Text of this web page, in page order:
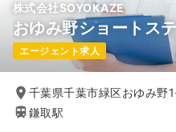
株式会社SOYOKAZE
おゆみ野ショートス
エージェント求人
千葉県千葉市緑区おゆみ野
鎌取駅